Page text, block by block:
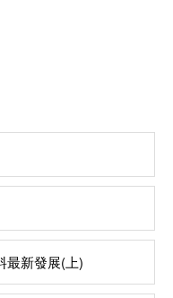
最新發展(上)